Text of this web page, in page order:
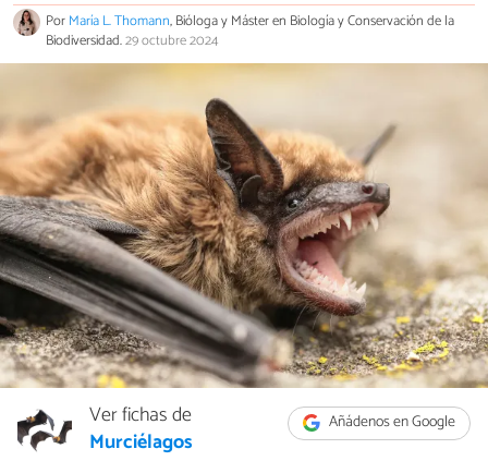
PorMaría L. Thomann, Bióloga y Máster en Biología y Conservación de la
Biodiversidad.29 octubre 2024
Añádenos en Google
Ver fichas de
Murciélagos